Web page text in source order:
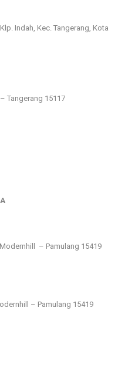
Indah, Kec. Tangerang, Kota
Tangerang 15117
– Pamulang 15419
– Pamulang 15419